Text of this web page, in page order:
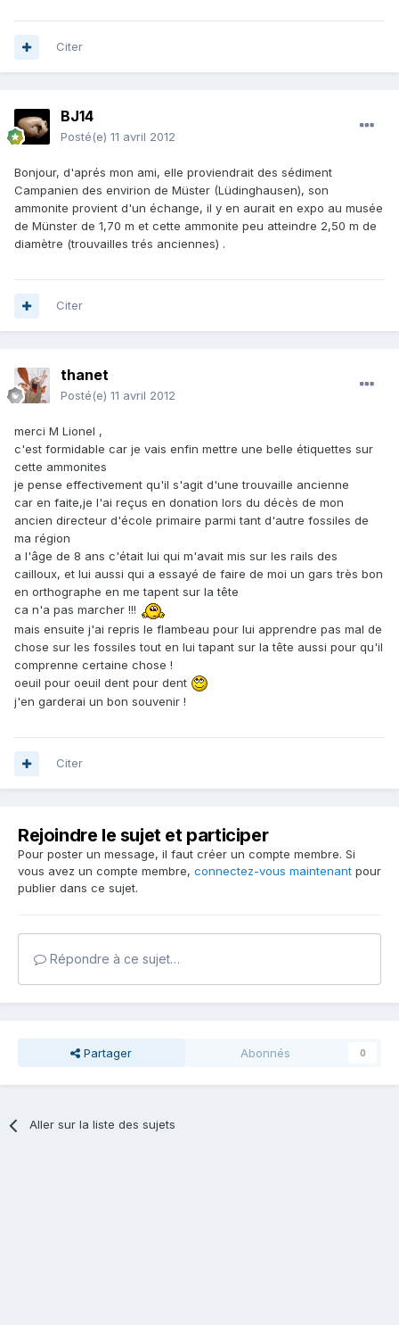
Citer
BJ14
Posté(e) 11 avril 2012
Bonjour, d'aprés mon ami, elle proviendrait des sédiment
Campanien des envirion de Müster (Lüdinghausen), son
ammonite provient d'un échange, il y en aurait en expo au musée
de Münster de 1,70 m et cette ammonite peu atteindre 2,50 m de
diamètre (trouvailles trés anciennes) .
Citer
thanet
Posté(e) 11 avril 2012
merci M Lionel ,
c'est formidable car je vais enfin mettre une belle étiquettes sur
cette ammonites
je pense effectivement qu'il s'agit d'une trouvaille ancienne
car en faite,je l'ai reçus en donation lors du décès de mon
ancien directeur d'école primaire parmi tant d'autre fossiles de
ma région
a l'âge de 8 ans c'était lui qui m'avait mis sur les rails des
cailloux, et lui aussi qui a essayé de faire de moi un gars très bon
en orthographe en me tapent sur la tête
ca n'a pas marcher !!!
mais ensuite j'ai repris le flambeau pour lui apprendre pas mal de
chose sur les fossiles tout en lui tapant sur la tête aussi pour qu'il
comprenne certaine chose !
oeuil pour oeuil dent pour dent
j'en garderai un bon souvenir !
Citer
Rejoindre le sujet et participer
Pour poster un message, il faut créer un compte membre. Si
vous avez un compte membre, connectez-vous maintenant pour
publier dans ce sujet.
Répondre à ce sujet…
Partager Abonnés 0
Aller sur la liste des sujets